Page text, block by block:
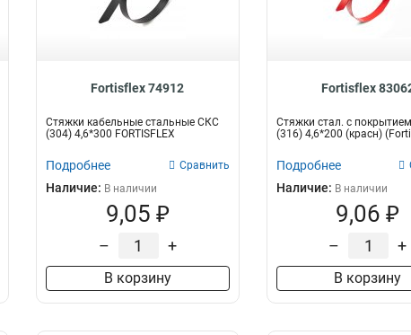
Fortisflex 74912
Стяжки кабельные стальные СКС
(304) 4,6*300 FORTISFLEX
Подробнее Сравнить
Наличие: В наличии
9,05 ₽
– +
В корзину
Fortisflex
Стяжки стал. с
(316) 4,6*200 (красн)
Подробнее
Наличие: В наличии
9,06 ₽
– +
В корзину